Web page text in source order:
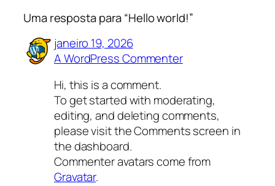
Uma resposta para “Hello world!”
janeiro 19, 2026
A WordPress Commenter
Hi, this is a comment.
To get started with moderating,
editing, and deleting comments,
please visit the Comments screen in
the dashboard.
Commenter avatars come from
Gravatar.